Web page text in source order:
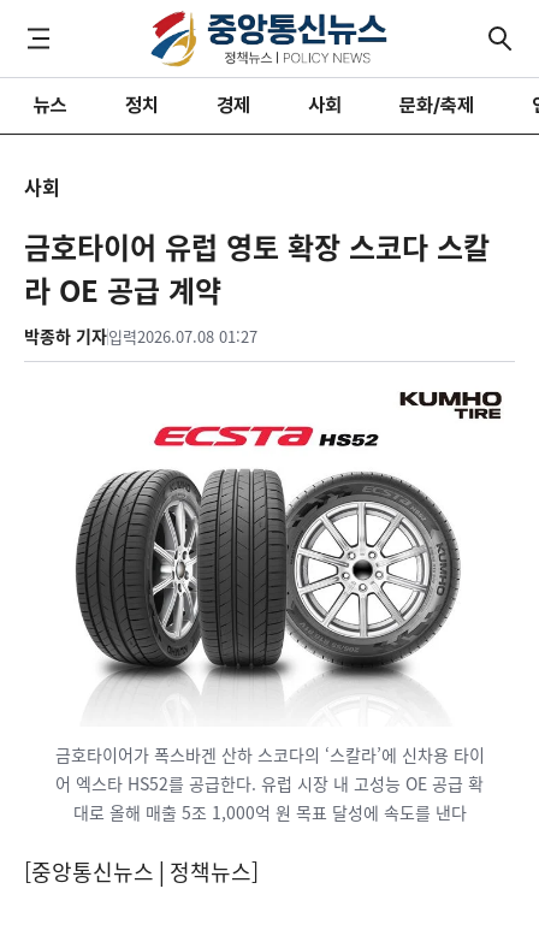
뉴스 정치 경제 사회 문화/축제
사회
금호타이어 유럽 영토 확장 스코다 스칼
라 OE 공급 계약
박종하 기자입력2026.07.08 01:27
금호타이어가 폭스바겐 산하 스코다의 ‘스칼라’에 신차용 타이
어 엑스타 HS52를 공급한다. 유럽 시장 내 고성능 OE 공급 확
대로 올해 매출 5조 1,000억 원 목표 달성에 속도를 낸다
[중앙통신뉴스│정책뉴스]